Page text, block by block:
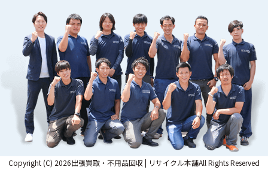
Copyright (C) 2026出張買取・不用品回収 | リサイクル本舗All Rights Reserved